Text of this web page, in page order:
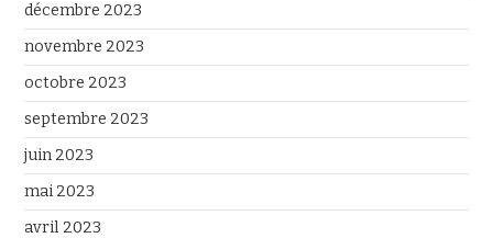
décembre 2023
novembre 2023
octobre 2023
septembre 2023
juin 2023
mai 2023
avril 2023